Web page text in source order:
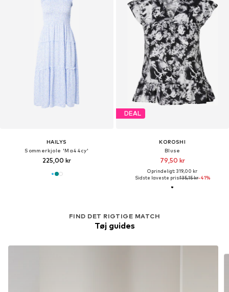
HAILYS
Sommerkjole 'Ma44cy'
225,00 kr
DEAL
KOROSHI
Bluse
79,50 kr
Oprindeligt: 319,00 kr
Sidste laveste pris:135,15 kr-41%
FIND DET RIGTIGE MATCH
Tøj guides